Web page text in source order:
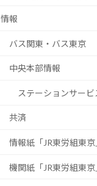
情報
バス関東・バス東京
中央本部情報
ステーションサービ
共済
情報紙「JR東労組東京
機関紙「JR東労組東京